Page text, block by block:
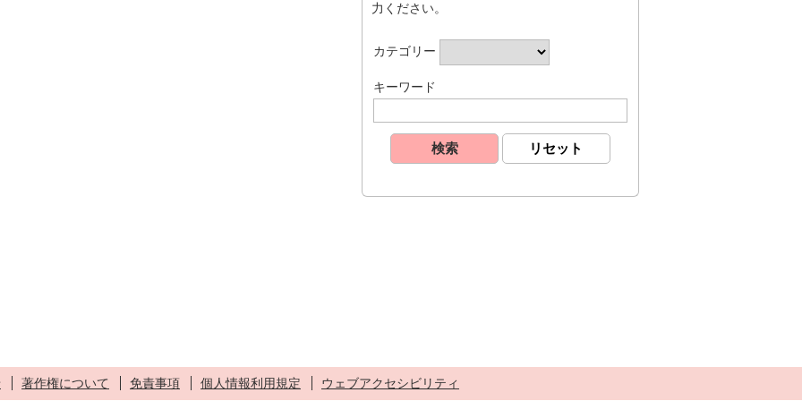
力ください。
カテゴリー
キーワード
著作権について 免責事項 個人情報利用規定 ウェブアクセシビリティ